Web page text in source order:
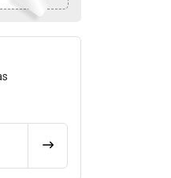
CALCULAR FRETE